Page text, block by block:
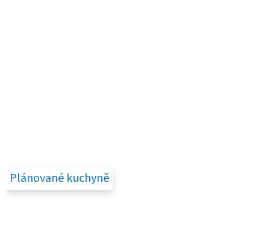
Plánované kuchyně